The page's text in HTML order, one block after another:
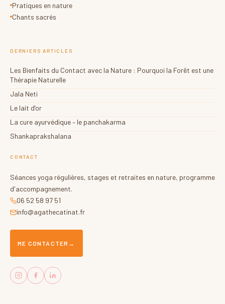
Pratiques en nature
Chants sacrés
DERNIERS ARTICLES
Les Bienfaits du Contact avec la Nature : Pourquoi la Forêt est une
Thérapie Naturelle
Jala Neti
Le lait d’or
La cure ayurvédique – le panchakarma
Shankaprakshalana
CONTACT
Séances yoga régulières, stages et retraites en nature, programme
d'accompagnement.
06 52 58 97 51
info@agathecatinat.fr
ME CONTACTER →